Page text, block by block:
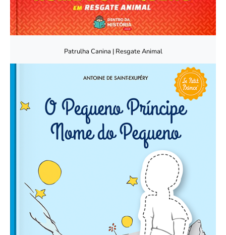
Patrulha Canina | Resgate Animal